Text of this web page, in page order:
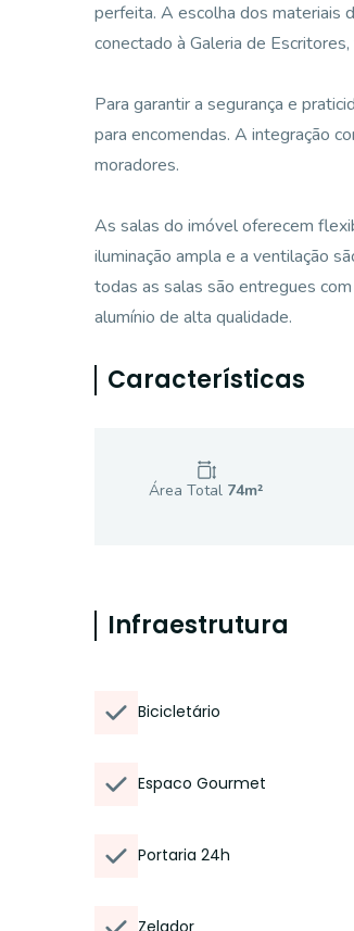
perfeita. A escolha dos materiais
conectado à Galeria de
Para garantir a segurança e
para encomendas. A integração
moradores.
As salas do imóvel oferecem
iluminação ampla e a ventilação
todas as salas são entregues
alumínio de alta qualidade.
Características
Área Total 74m²
Infraestrutura
Bicicletário
Espaco Gourmet
Portaria 24h
Zelador